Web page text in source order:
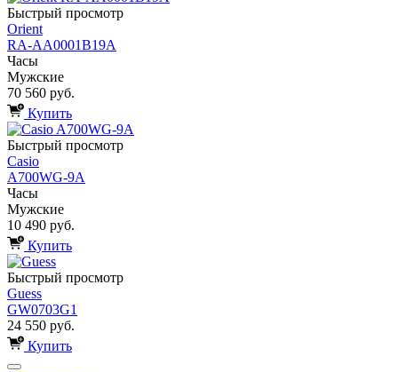
Быстрый просмотр
Orient
RA-AA0001B19A
Часы
Мужские
70 560 руб.
Купить
Быстрый просмотр
Casio
A700WG-9A
Часы
Мужские
10 490 руб.
Купить
Быстрый просмотр
Guess
GW0703G1
24 550 руб.
Купить